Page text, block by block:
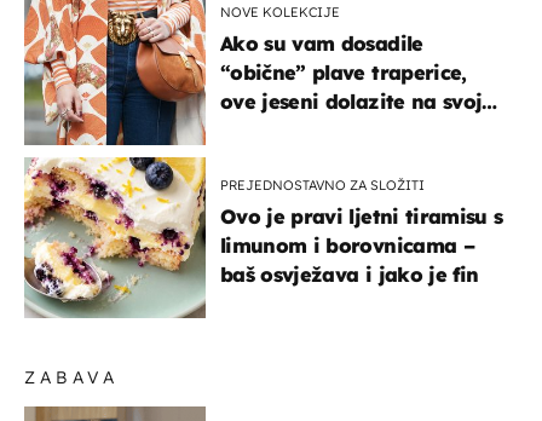
ZABAVA
NOVE KOLEKCIJE
Ako su vam dosadile
“obične” plave traperice,
ove jeseni dolazite na svoje
PREJEDNOSTAVNO ZA SLOŽITI
Ovo je pravi ljetni tiramisu s
limunom i borovnicama –
baš osvježava i jako je fin